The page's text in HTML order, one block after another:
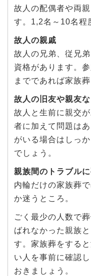
故人の配偶者や両
す。1,2名～10名程
故人の親戚
故人の兄弟、従兄
資格があります。
までであれば家族
故人の旧友や親友
故人と生前に親交
者に加えて問題は
がいる場合はしっ
でしょう。
親族間のトラブル
内輪だけの家族葬
か迷うところ。
ごく最少の人数で
ばれなかった親族
す。家族葬をする
い人を事前に確認
おきましょう。